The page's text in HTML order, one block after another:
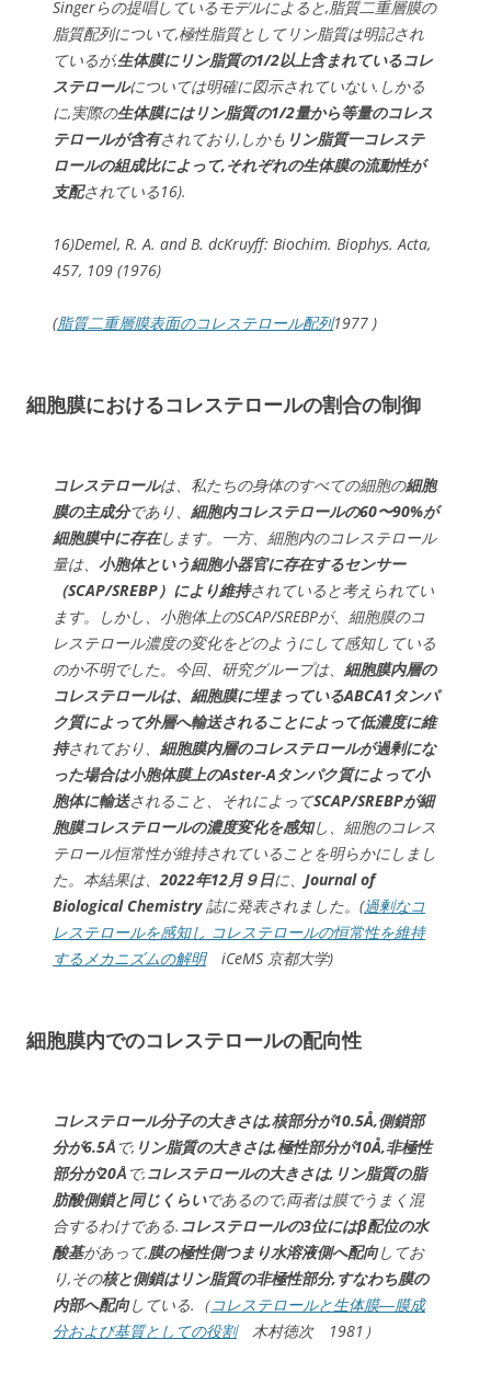
Singerらの提唱しているモデルによると,脂質二重層膜の
脂質配列について,極性脂質としてリン脂質は明記され
ているが,生体膜にリン脂質の1/2以上含まれているコレ
ステロールについては明確に図示されていない.しかる
に,実際の生体膜にはリン脂質の1/2量から等量のコレス
テロールが含有されており,しかも リン脂質一コレステ
ロールの組成比によって,それぞれの生体膜の流動性が
支配されている16).
16)Demel, R. A. and B. dcKruyff: Biochim. Biophys. Acta,
457, 109 (1976)
(脂質二重層膜表面のコレステロール配列1977 )
細胞膜におけるコレステロールの割合の制御
コレステロールは、私たちの⾝体のすべての細胞の細胞
膜の主成分であり、 細胞内コレステロールの60〜90%が
細胞膜中に存在します。⼀⽅、細胞内のコレステロール
量は、 ⼩胞体という細胞⼩器官に存在するセンサー
（SCAP/SREBP）により維持されていると考えられてい
ます。しかし、 ⼩胞体上のSCAP/SREBPが、細胞膜のコ
レステロール濃度の変化をどのようにして感知している
のか不明でした。今回、研究グループは、 細胞膜内層の
コレステロールは、細胞膜に埋まっているABCA1タンパ
ク質によって外層へ輸送されることによって低濃度に維
持されており、 細胞膜内層のコレステロールが過剰にな
った場合は⼩胞体膜上のAster-Aタンパク質によって⼩
胞体に輸送されること、それによってSCAP/SREBPが細
胞膜コレステロールの濃度変化を感知し、細胞のコレス
テロール恒常性が維持されていることを明らかにしまし
た。本結果は、2022年12⽉９⽇に、 Journal of
Biological Chemistry誌に発表されました。(過剰なコ
レステロールを感知し コレステロールの恒常性を維持
するメカニズムの解明iCeMS 京都大学)
細胞膜内でのコレステロールの配向性
コレステロール分子の大きさは,核部分が10.5Å,側鎖部
分が6.5Åで, リン脂質の大きさは,極性部分が10Å,非極性
部分が20Åで,コレステロールの大きさは,リン脂質の脂
肪酸側鎖と同じくらいであるので,両者は膜でうまく混
合するわけである. コレステロールの3位にはβ配位の水
酸基があって,膜の極性側つまり水溶液側へ配向してお
り,その核と側鎖はリン脂質の非極性部分,すなわち膜の
内部へ配向している.（コレステロールと生体膜―膜成
分および基質としての役割木村徳次 1981）